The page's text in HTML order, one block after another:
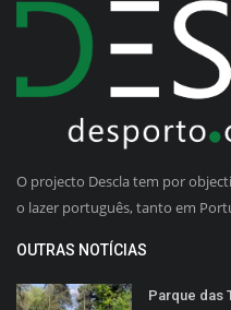
O projecto Descla tem por
o lazer português, tanto em
OUTRAS NOTÍCIAS
Parque das